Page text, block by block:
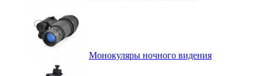
Монокуляры ночного видения